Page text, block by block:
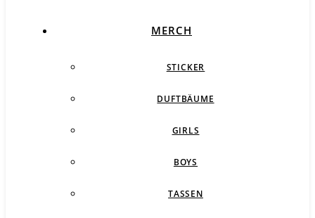
MERCH
STICKER
DUFTBÄUME
GIRLS
BOYS
TASSEN